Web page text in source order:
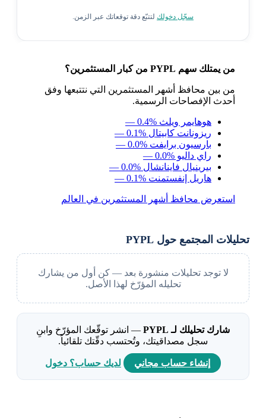
سجّل دخولكلتتبّع دقة توقعاتك عبر الزمن.
من يمتلك سهم PYPL من كبار المستثمرين؟
من بين محافظ أشهر المستثمرين التي نتتبعها وفق
أحدث الإفصاحات الرسمية.
هوهايمر ويلث — 0.4%
ريزونانت كابيتال — 0.1%
بارسيون برايفت — 0.0%
راي داليو — 0.0%
بيرينيال فاينانشال — 0.0%
هاريل إنفستمنت — 0.1%
استعرض محافظ أشهر المستثمرين في العالم
تحليلات المجتمع حول PYPL
لا توجد تحليلات منشورة بعد — كن أول من يشارك
تحليله المؤرّخ لهذا الأصل.
شارك تحليلك لـ PYPL
— انشر توقّعك المؤرّخ وابنِ
سجل مصداقيتك، وتُحتسب دقّتك تلقائياً.
إنشاء حساب مجاني لديك حساب؟ دخول